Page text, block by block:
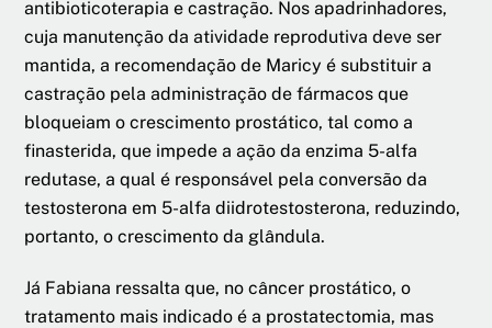
antibioticoterapia e castração. Nos apadrinhadores,
cuja manutenção da atividade reprodutiva deve ser
mantida, a recomendação de Maricy é substituir a
castração pela administração de fármacos que
bloqueiam o crescimento prostático, tal como a
finasterida, que impede a ação da enzima 5-alfa
redutase, a qual é responsável pela conversão da
testosterona em 5-alfa diidrotestosterona, reduzindo,
portanto, o crescimento da glândula.
Já Fabiana ressalta que, no câncer prostático, o
tratamento mais indicado é a prostatectomia, mas